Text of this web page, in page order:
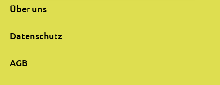
Über uns
Datenschutz
AGB